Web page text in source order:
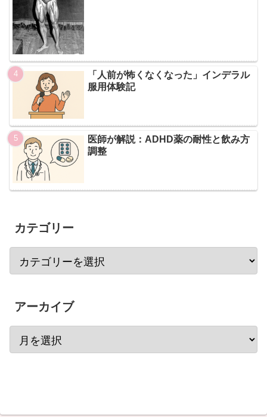
「人前が怖くなくなった」インデラル
服用体験記
医師が解説：ADHD薬の耐性と飲み方
調整
カテゴリー
アーカイブ